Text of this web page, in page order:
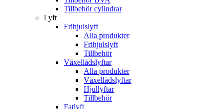
Tillbehör cylindrar
Lyft
Frihjulslyft
Alla produkter
Frihjulslyft
Tillbehör
Växellådslyftar
Alla produkter
Växellådslyftar
Hjullyftar
Tillbehör
Fatlyft